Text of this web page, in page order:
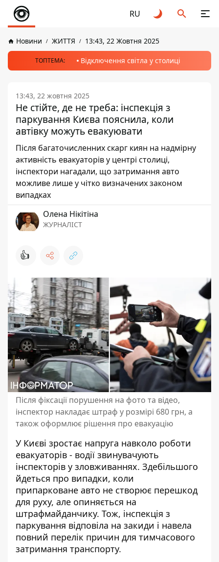
RU
Новини ЖИТТЯ 13:43, 22 Жовтня 2025
ТОПТЕМА: Відключення світла у столиці
13:43, 22 жовтня 2025
Не стійте, де не треба: інспекція з
паркування Києва пояснила, коли
автівку можуть евакуювати
Після багаточисленних скарг киян на надмірну
активність евакуаторів у центрі столиці,
інспектори нагадали, що затримання авто
можливе лише у чітко визначених законом
випадках
Олена Нікітіна
ЖУРНАЛІСТ
👍
Після фіксації порушення на фото та відео,
інспектор накладає штраф у розмірі 680 грн, а
також оформлює рішення про евакуацію
У Києві зростає напруга навколо роботи
евакуаторів - водії звинувачують
інспекторів у зловживаннях. Здебільшого
йдеться про випадки, коли
припарковане авто не створює перешкод
для руху, але опиняється на
штрафмайданчику. Тож, інспекція з
паркування відповіла на закиди і навела
повний перелік причин для тимчасового
затримання транспорту.